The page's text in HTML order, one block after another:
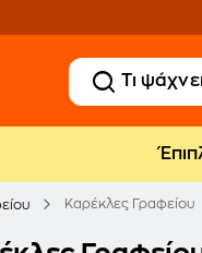
Καρέκλες Γραφείου